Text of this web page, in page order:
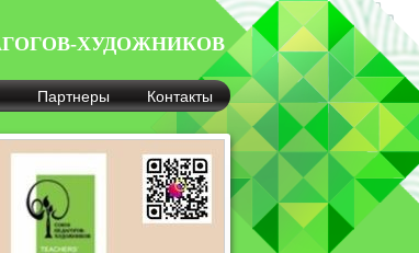
ХУДОЖНИКОВ
Партнеры Контакты